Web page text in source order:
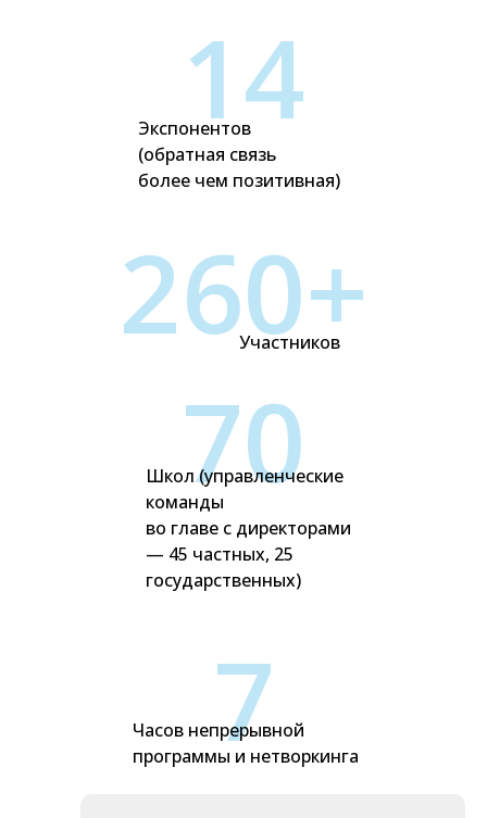
14
Экспонентов
(обратная связь
более чем позитивная)
260+
Участников
70
Школ (управленческие
команды
во главе с директорами
— 45 частных, 25
государственных)
7
Часов непрерывной
программы и нетворкинга